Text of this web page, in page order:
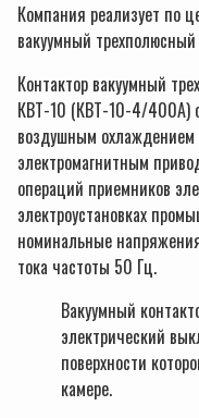
Компания реализует по
вакуумный
Контактор вакуумный
КВТ-10 (КВТ-10-4/400А)
воздушным охлаждением
электромагнитным
операций приемников
электроустановках
номинальные
тока частоты 50 Гц.
Вакуумный
электрический
поверхности
камере.